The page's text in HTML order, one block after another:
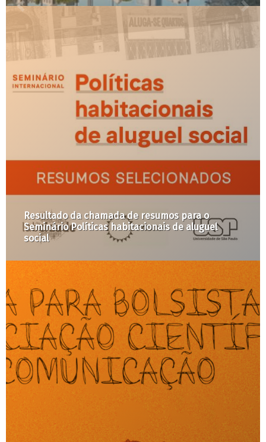
Resultado da chamada de resumos para o
Seminário Políticas habitacionais de aluguel
social